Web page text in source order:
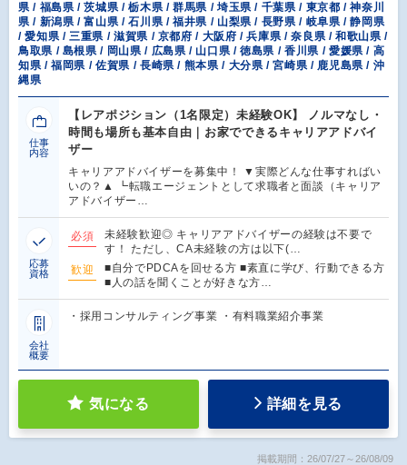
県 / 福島県 / 茨城県 / 栃木県 / 群馬県 / 埼玉県 / 千葉県 / 東京都 / 神奈川
県 / 新潟県 / 富山県 / 石川県 / 福井県 / 山梨県 / 長野県 / 岐阜県 / 静岡県
/ 愛知県 / 三重県 / 滋賀県 / 京都府 / 大阪府 / 兵庫県 / 奈良県 / 和歌山県 /
鳥取県 / 島根県 / 岡山県 / 広島県 / 山口県 / 徳島県 / 香川県 / 愛媛県 / 高
知県 / 福岡県 / 佐賀県 / 長崎県 / 熊本県 / 大分県 / 宮崎県 / 鹿児島県 / 沖
縄県
仕事
内容
【レアポジション（1名限定）未経験OK】 ノルマなし・
時間も場所も基本自由｜お家でできるキャリアアドバイ
ザー
キャリアアドバイザーを募集中！ ▼実際どんな仕事すればい
いの？▲ ┗転職エージェントとして求職者と面談（キャリア
アドバイザー…
応募
資格
必須
未経験歓迎◎ キャリアアドバイザーの経験は不要で
す！ ただし、CA未経験の方は以下(…
歓迎
■自分でPDCAを回せる方 ■素直に学び、行動できる方
■人の話を聞くことが好きな方…
会社
概要
・採用コンサルティング事業 ・有料職業紹介事業
気になる 詳細を見る
掲載期間：26/07/27～26/08/09